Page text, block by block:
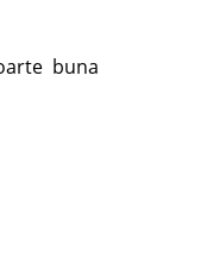
buna